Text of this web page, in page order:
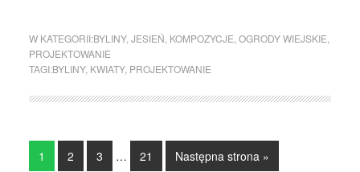
W KATEGORII:BYLINY, JESIEŃ KOMPOZYCJE OGRODY WIEJSKIE
PROJEKTOWANIE
TAGI:BYLINY, KWIATY, PROJEKTOWANIE
1 2 3 … 21 Następna strona »